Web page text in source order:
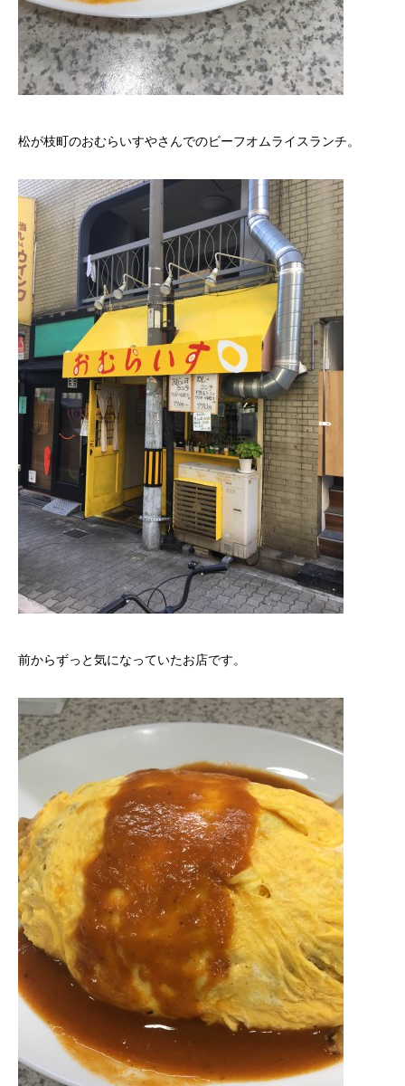
松が枝町のおむらいすやさんでのビーフオムライスランチ。
前からずっと気になっていたお店です。